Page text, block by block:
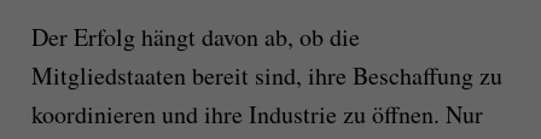
Der Erfolg hängt davon ab, ob die
Mitgliedstaaten bereit sind, ihre Beschaffung zu
koordinieren und ihre Industrie zu öffnen. Nur